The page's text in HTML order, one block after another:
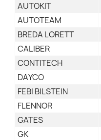
AUTOKIT
AUTOTEAM
BREDA LORETT
CALIBER
CONTITECH
DAYCO
FEBI BILSTEIN
FLENNOR
GATES
GK